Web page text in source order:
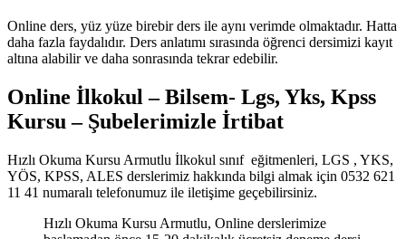
Online ders, yüz yüze birebir ders ile aynı verimde olmaktadır. Hatta
daha fazla faydalıdır. Ders anlatımı sırasında öğrenci dersimizi kayıt
altına alabilir ve daha sonrasında tekrar edebilir.
Online İlkokul – Bilsem- Lgs, Yks, Kpss
Kursu – Şubelerimizle İrtibat
Hızlı Okuma Kursu Armutlu İlkokul sınıf eğitmenleri, LGS , YKS,
YÖS, KPSS, ALES derslerimiz hakkında bilgi almak için 0532 621
11 41 numaralı telefonumuz ile iletişime geçebilirsiniz.
Hızlı Okuma Kursu Armutlu, Online derslerimize